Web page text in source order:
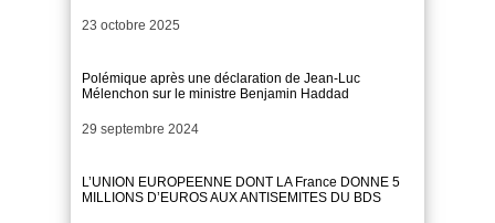
Date
23 octobre 2025
Polémique après une déclaration de Jean-Luc
Mélenchon sur le ministre Benjamin Haddad
Date
29 septembre 2024
L’UNION EUROPEENNE DONT LA France DONNE 5
MILLIONS D’EUROS AUX ANTISEMITES DU BDS